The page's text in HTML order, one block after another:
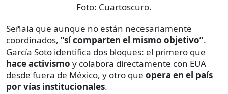
Foto: Cuartoscuro.
Señala que aunque no están necesariamente
coordinados, “sí comparten el mismo objetivo”.
García Soto identifica dos bloques: el primero que
hace activismo y colabora directamente con EUA
desde fuera de México, y otro que opera en el país
por vías institucionales.